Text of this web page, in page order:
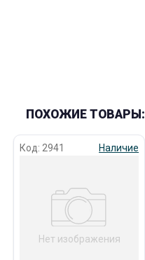
ПОХОЖИЕ ТОВАРЫ:
Код: 2941 Наличие
Нет изображения